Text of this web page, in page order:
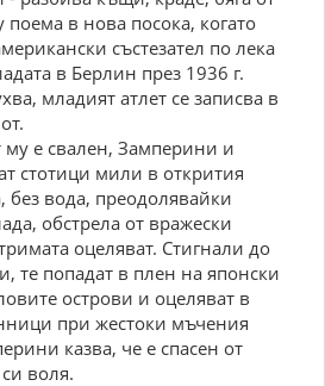
в нова посока, когато
състезател по лека
в Берлин през 1936 г.
младият атлет се записва в
му е свален, Замперини и
стотици мили в открития
без вода, преодолявайки
обстрела от вражески
оцеляват. Стигнали до
те попадат в плен на японски
острови и оцеляват в
при жестоки мъчения
казва, че е спасен от
воля.